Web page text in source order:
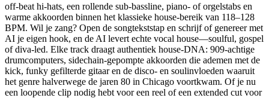
off-beat hi-hats, een rollende sub-bassline, piano- of orgelstabs en
warme akkoorden binnen het klassieke house-bereik van 118–128
BPM. Wil je zang? Open de songtekststap en schrijf of genereer met
AI je eigen hook, en de AI levert echte vocal house—soulful, gospel
of diva-led. Elke track draagt authentiek house-DNA: 909-achtige
drumcomputers, sidechain-gepompte akkoorden die ademen met de
kick, funky gefilterde gitaar en de disco- en soulinvloeden waaruit
het genre halverwege de jaren 80 in Chicago voortkwam. Of je nu
een loopende clip nodig hebt voor een reel of een extended cut voor